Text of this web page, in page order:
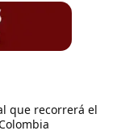
que recorrerá el